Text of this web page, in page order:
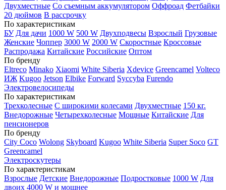
Двухместные Со съемным аккумулятором Оффроад Фетбайки
20 дюймов В рассрочку
По характеристикам
БУ Для дачи 1000 W 500 W Двухподвесы Взрослый Грузовые
Женские Чоппер 3000 W 2000 W Скоростные Кроссовые
Распродажа Китайские Российские Оптом
По бренду
Eltreco Minako Xiaomi White Siberia Xdevice Greencamel Volteco
ИЖ Kugoo Jetson Elbike Forward Syccyba Furendo
Электровелосипеды
По характеристикам
Трехколесные С широкими колесами Двухместные 150 кг.
Внедорожные Четырехколесные Мощные Китайские Для
пенсионеров
По бренду
City Coco Wolong Skyboard Kugoo White Siberia Super Soco GT
Greencamel
Электроскутеры
По характеристикам
Взрослые Детские Внедорожные Подростковые 1000 W Для
двоих 4000 W и мощнее